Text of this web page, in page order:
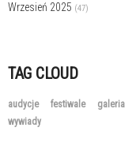
Wrzesień 2025 (47)
TAG CLOUD
audycje festiwale galeria
wywiady